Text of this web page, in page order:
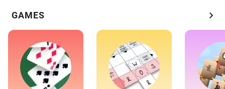
GAMES chevron_right